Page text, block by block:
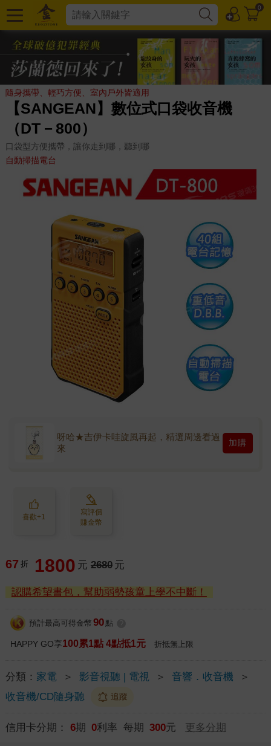
0
隨身攜帶、輕巧方便、室內戶外皆適用
【SANGEAN】數位式口袋收音機
（DT－800）
口袋型方便攜帶，讓你走到哪，聽到哪
自動掃描電台
呀哈★吉伊卡哇旋風再起，精選周邊看過
來
加購
喜歡+1
寫評價
賺金幣
67 折 1800 元 2680 元
認購希望書包，幫助弱勢孩童上學不中斷！
預計最高可得金幣 90 點
HAPPY GO享100累1點 4點抵1元 折抵無上限
分類： 家電 ＞ 影音視聽 | 電視 ＞ 音響．收音機
＞
收音機/CD隨身聽
追蹤
信用卡分期： 6期 0利率 每期 300元 更多分期